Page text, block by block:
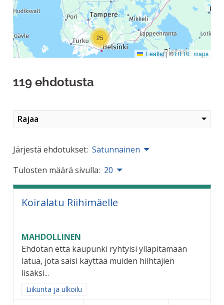
25
Leaflet|©HERE maps
119 ehdotusta
Rajaa
Järjestä ehdotukset: Satunnainen
Tulosten määrä sivulla: 20
Koiralatu Riihimäelle
MAHDOLLINEN
Ehdotan että kaupunki ryhtyisi ylläpitämään
latua, jota saisi käyttää muiden hiihtäjien
lisäksi...
Rajaa tulokset aihepiirin mukaan: Liikunta ja ulkoilu
Liikunta ja ulkoilu